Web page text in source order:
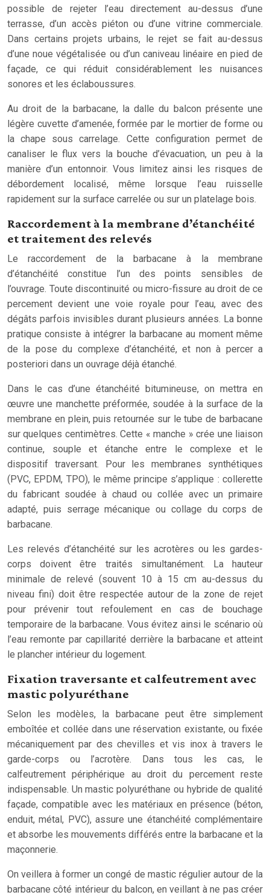
possible de rejeter l’eau directement au-dessus d’une
terrasse, d’un accès piéton ou d’une vitrine commerciale.
Dans certains projets urbains, le rejet se fait au-dessus
d’une noue végétalisée ou d’un caniveau linéaire en pied de
façade, ce qui réduit considérablement les nuisances
sonores et les éclaboussures.
Au droit de la barbacane, la dalle du balcon présente une
légère cuvette d’amenée, formée par le mortier de forme ou
la chape sous carrelage. Cette configuration permet de
canaliser le flux vers la bouche d’évacuation, un peu à la
manière d’un entonnoir. Vous limitez ainsi les risques de
débordement localisé, même lorsque l’eau ruisselle
rapidement sur la surface carrelée ou sur un platelage bois.
Raccordement à la membrane d’étanchéité
et traitement des relevés
Le raccordement de la barbacane à la membrane
d’étanchéité constitue l’un des points sensibles de
l’ouvrage. Toute discontinuité ou micro-fissure au droit de ce
percement devient une voie royale pour l’eau, avec des
dégâts parfois invisibles durant plusieurs années. La bonne
pratique consiste à intégrer la barbacane au moment même
de la pose du complexe d’étanchéité, et non à percer a
posteriori dans un ouvrage déjà étanché.
Dans le cas d’une étanchéité bitumineuse, on mettra en
œuvre une manchette préformée, soudée à la surface de la
membrane en plein, puis retournée sur le tube de barbacane
sur quelques centimètres. Cette « manche » crée une liaison
continue, souple et étanche entre le complexe et le
dispositif traversant. Pour les membranes synthétiques
(PVC, EPDM, TPO), le même principe s’applique : collerette
du fabricant soudée à chaud ou collée avec un primaire
adapté, puis serrage mécanique ou collage du corps de
barbacane.
Les relevés d’étanchéité sur les acrotères ou les gardes-
corps doivent être traités simultanément. La hauteur
minimale de relevé (souvent 10 à 15 cm au-dessus du
niveau fini) doit être respectée autour de la zone de rejet
pour prévenir tout refoulement en cas de bouchage
temporaire de la barbacane. Vous évitez ainsi le scénario où
l’eau remonte par capillarité derrière la barbacane et atteint
le plancher intérieur du logement.
Fixation traversante et calfeutrement avec
mastic polyuréthane
Selon les modèles, la barbacane peut être simplement
emboîtée et collée dans une réservation existante, ou fixée
mécaniquement par des chevilles et vis inox à travers le
garde-corps ou l’acrotère. Dans tous les cas, le
calfeutrement périphérique au droit du percement reste
indispensable. Un mastic polyuréthane ou hybride de qualité
façade, compatible avec les matériaux en présence (béton,
enduit, métal, PVC), assure une étanchéité complémentaire
et absorbe les mouvements différés entre la barbacane et la
maçonnerie.
On veillera à former un congé de mastic régulier autour de la
barbacane côté intérieur du balcon, en veillant à ne pas créer